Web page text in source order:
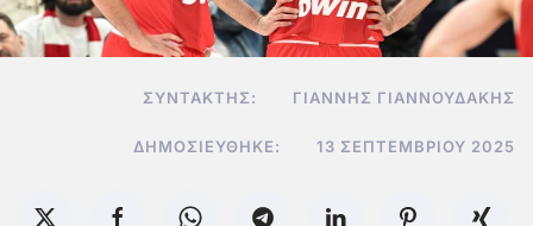
ΣΥΝΤΆΚΤΗΣ: ΓΙΆΝΝΗΣ ΓΙΑΝΝΟΥΔΆΚΗΣ
ΔΗΜΟΣΙΕΎΘΗΚΕ: 13 ΣΕΠΤΕΜΒΡΊΟΥ 2025